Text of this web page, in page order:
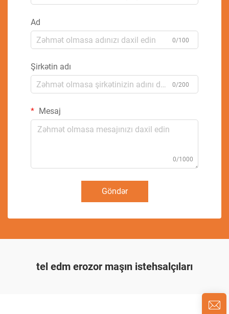
Ad
0/100
Şirkətin adı
0/200
Mesaj
0/1000
Göndər
tel edm erozor maşın istehsalçıları